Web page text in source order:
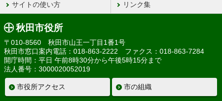
サイトの使い方 リンク集
秋田市役所
〒010-8560 秋田市山王一丁目1番1号
秋田市窓口案内電話：018-863-2222 ファクス：018-863-7284
開庁時間：平日 午前8時30分から午後5時15分まで
法人番号：3000020052019
市役所アクセス 市の組織